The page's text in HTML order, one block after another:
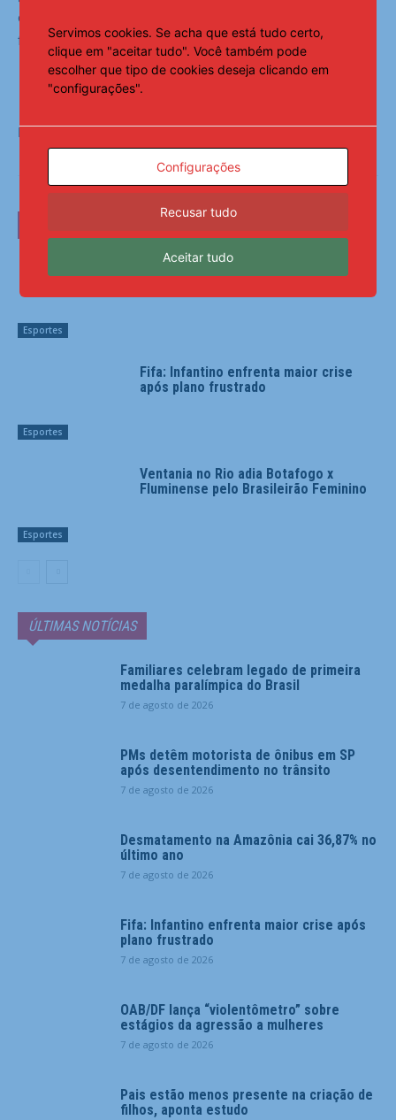
encaramos a situação que importa, então encare de
forma positiva e não negativa.
Fonte:Notícias ao Minuto
Esportes
Esportes
Fifa: Infantino enfrenta maior crise
após plano frustrado
Esportes
Ventania no Rio adia Botafogo x
Fluminense pelo Brasileirão Feminino
ÚLTIMAS NOTÍCIAS
Familiares celebram legado de primeira
medalha paralímpica do Brasil
7 de agosto de 2026
PMs detêm motorista de ônibus em SP
após desentendimento no trânsito
7 de agosto de 2026
Desmatamento na Amazônia cai 36,87% no
último ano
7 de agosto de 2026
Fifa: Infantino enfrenta maior crise após
plano frustrado
7 de agosto de 2026
OAB/DF lança “violentômetro” sobre
estágios da agressão a mulheres
7 de agosto de 2026
Pais estão menos presente na criação de
filhos, aponta estudo
Servimos cookies. Se acha que está tudo certo,
clique em "aceitar tudo". Você também pode
escolher que tipo de cookies deseja clicando em
"configurações".
Configurações
Recusar tudo
Aceitar tudo